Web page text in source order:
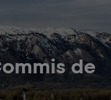
de